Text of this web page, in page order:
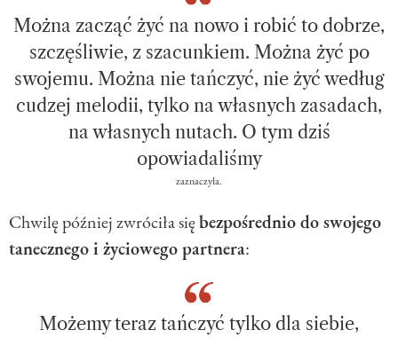
Można zacząć żyć na nowo i robić to dobrze,
szczęśliwie, z szacunkiem. Można żyć po
swojemu. Można nie tańczyć, nie żyć według
cudzej melodii, tylko na własnych zasadach,
na własnych nutach. O tym dziś
opowiadaliśmy
zaznaczyła.
Chwilę później zwróciła siębezpośrednio do swojego
tanecznego i życiowego partnera:
Możemy teraz tańczyć tylko dla siebie,